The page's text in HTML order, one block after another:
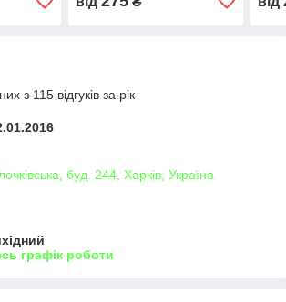
з 115 відгуків за рік
буд. 244, Харків, Україна
графік роботи